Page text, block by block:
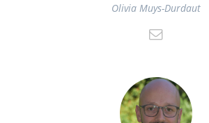
Olivia Muys-Durdaut